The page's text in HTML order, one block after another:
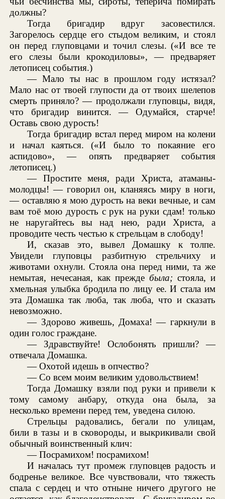
должны?
Тогда бригадир вдруг засовестился.
Загорелось сердце его стыдом великим, и стоял
он перед глуповцами и точил слезы. («И все те
его слезы были крокодиловы», — предваряет
летописец события.)
— Мало ты нас в прошлом году истязал?
Мало нас от твоей глупости да от твоих шелепов
смерть приняло? — продолжали глуповцы, видя,
что бригадир винится. — Одумайся, старче!
Оставь свою дурость!
Тогда бригадир встал перед миром на колени
и начал каяться. («И было то покаяние его
аспидово», — опять предваряет события
летописец.)
— Простите меня, ради Христа, атаманы-
молодцы! — говорил он, кланяясь миру в ноги,
— оставляю я мою дурость на веки вечные, и сам
вам тоё мою дурость с рук на руки сдам! только
не наругайтесь вы над нею, ради Христа, а
проводите честь честью к стрельцам в слободу!
И, сказав это, вывел Домашку к толпе.
Увидели глуповцы разбитную стрельчиху и
животами охнули. Стояла она перед ними, та же
немытая, нечесаная, как прежде была; стояла, и
хмельная улыбка бродила по лицу ее. И стала им
эта Домашка так люба, так люба, что и сказать
невозможно.
— Здорово живешь, Домаха! — гаркнули в
один голос граждане.
— Здравствуйте! Ослобонять пришли? —
отвечала Домашка.
— Охотой идешь в опчество?
— Со всем моим великим удовольствием!
Тогда Домашку взяли под руки и привели к
тому самому анбару, откуда она была, за
несколько времени перед тем, уведена силою.
Стрельцы радовались, бегали по улицам,
били в тазы и в сковороды, и выкрикивали свой
обычный воинственный клич:
— Посрамихом! посрамихом!
И началась тут промеж глуповцев радость и
бодренье великое. Все чувствовали, что тяжесть
спала с сердец и что отныне ничего другого не